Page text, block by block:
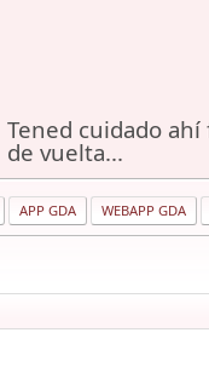
Tened cuidado
de vuelta...
APP GDA WEBAPP GDA